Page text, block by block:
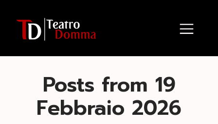
Posts from 19
Febbraio 2026